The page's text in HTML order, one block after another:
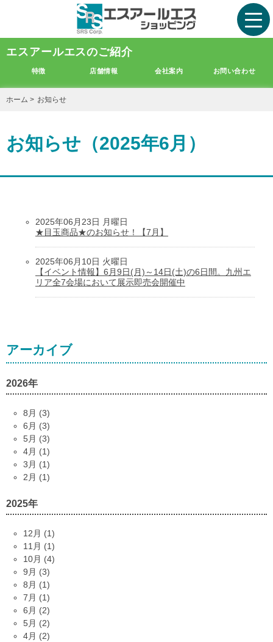
エスアールエスのご紹介
特徴 店舗情報 会社案内 お問い合わせ
ホーム > お知らせ
お知らせ（2025年6月）
2025年06月23日 月曜日
★目玉商品★のお知らせ！【7月】
2025年06月10日 火曜日
【イベント情報】6月9日(月)～14日(土)の6日間。九州エ
リア全7会場において展示即売会開催中
アーカイブ
2026年
8月 (3)
6月 (3)
5月 (3)
4月 (1)
3月 (1)
2月 (1)
2025年
12月 (1)
11月 (1)
10月 (4)
9月 (3)
8月 (1)
7月 (1)
6月 (2)
5月 (2)
4月 (2)